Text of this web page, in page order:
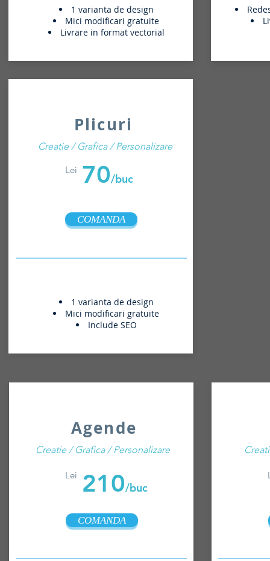
1 varianta de design
Mici modificari gratuite
Livrare in format vectorial
Plicuri
Creatie / Grafica / Personalizare
Lei 70/buc
COMANDA
1 varianta de design
Mici modificari gratuite
Include SEO
Agende
Creatie / Grafica / Personalizare
210/buc
Lei
COMANDA